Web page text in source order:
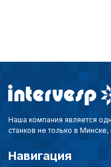
Наша компания является
станков не только в
Навигация